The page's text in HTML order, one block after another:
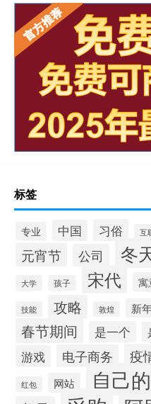
标签
专业 中国 习俗 互
元宵节 公司 冬
大学 孩子 宋代 寓
技能 攻略 敦煌 新
春节期间 是一个
游戏 电子商务 疫
红包 网站 自己的